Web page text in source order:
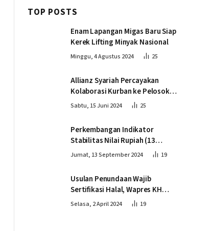
TOP POSTS
Enam Lapangan Migas Baru Siap
Kerek Lifting Minyak Nasional
Minggu, 4 Agustus 2024 25
Allianz Syariah Percayakan
Kolaborasi Kurban ke Pelosok
Negeri bersama Dompet Dhuafa
Sabtu, 15 Juni 2024 25
Perkembangan Indikator
Stabilitas Nilai Rupiah (13
September 2024)
Jumat, 13 September 2024 19
Usulan Penundaan Wajib
Sertifikasi Halal, Wapres KH
Ma’ruf Amin: Proses Tetap
Selasa, 2 April 2024 19